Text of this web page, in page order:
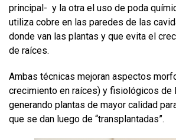
principal- y la otra el uso de poda
utiliza cobre en las paredes de las
donde van las plantas y que evita el
de raíces.
Ambas técnicas mejoran aspectos
crecimiento en raíces) y fisiológicos de
generando plantas de mayor calidad
que se dan luego de “transplantadas”.